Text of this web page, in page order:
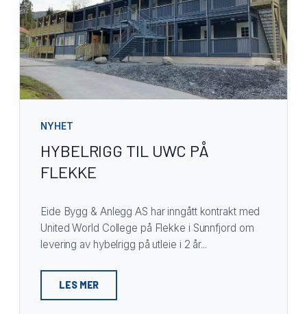
NYHET
HYBELRIGG TIL UWC PÅ
FLEKKE
Eide Bygg & Anlegg AS har inngått kontrakt med
United World College på Flekke i Sunnfjord om
levering av hybelrigg på utleie i 2 år...
LES MER